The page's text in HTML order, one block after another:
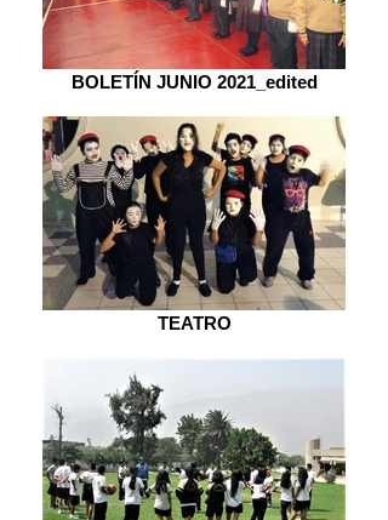
BOLETÍN JUNIO 2021_edited
TEATRO